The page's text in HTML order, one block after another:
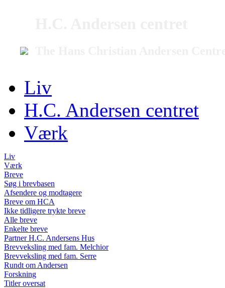
Liv
H.C. Andersen centret
Værk
Liv
Værk
Breve
Søg i brevbasen
Afsendere og modtagere
Breve om HCA
Ikke tidligere trykte breve
Alle breve
Enkelte breve
Partner H.C. Andersens Hus
Brevveksling med fam. Melchior
Brevveksling med fam. Serre
Rundt om Andersen
Forskning
Titler oversat